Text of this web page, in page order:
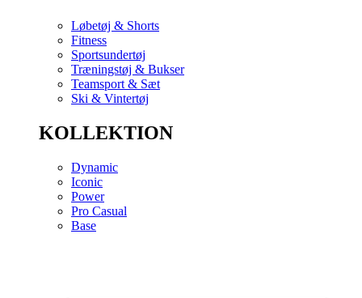
Løbetøj & Shorts
Fitness
Sportsundertøj
Træningstøj & Bukser
Teamsport & Sæt
Ski & Vintertøj
KOLLEKTION
Dynamic
Iconic
Power
Pro Casual
Base